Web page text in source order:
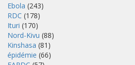
Ebola (243)
RDC (178)
Ituri (170)
Nord-Kivu (88)
Kinshasa (81)
épidémie (66)